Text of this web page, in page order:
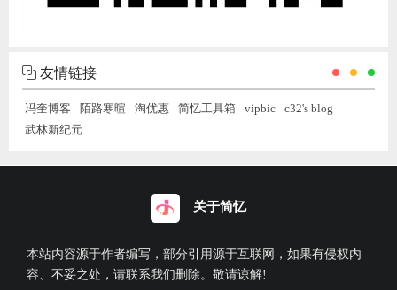
友情链接
冯奎博客 陌路寒暄 淘优惠 简忆工具箱 vipbic
c32's blog
武林新纪元
关于简忆
本站内容源于作者编写，部分引用源于互联网，如果有侵权内
容、不妥之处，请联系我们删除。敬请谅解!